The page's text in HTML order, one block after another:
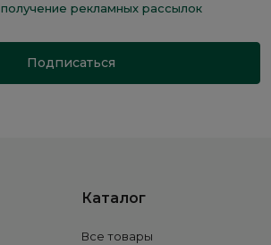
получение рекламных рассылок
Подписаться
Каталог
Все товары